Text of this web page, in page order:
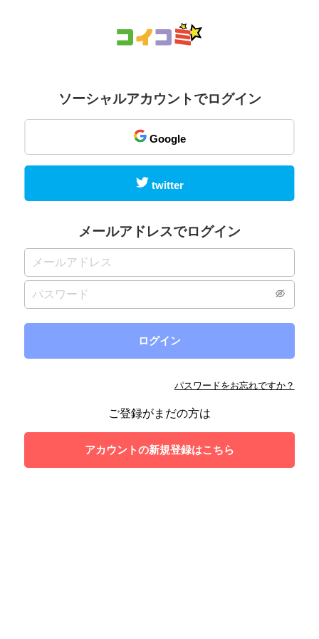
ソーシャルアカウントでログイン
Google
twitter
メールアドレスでログイン
パスワードをお忘れですか？
ご登録がまだの方は